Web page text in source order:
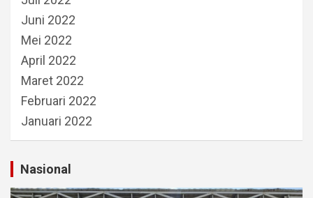
Juni 2022
Mei 2022
April 2022
Maret 2022
Februari 2022
Januari 2022
Nasional